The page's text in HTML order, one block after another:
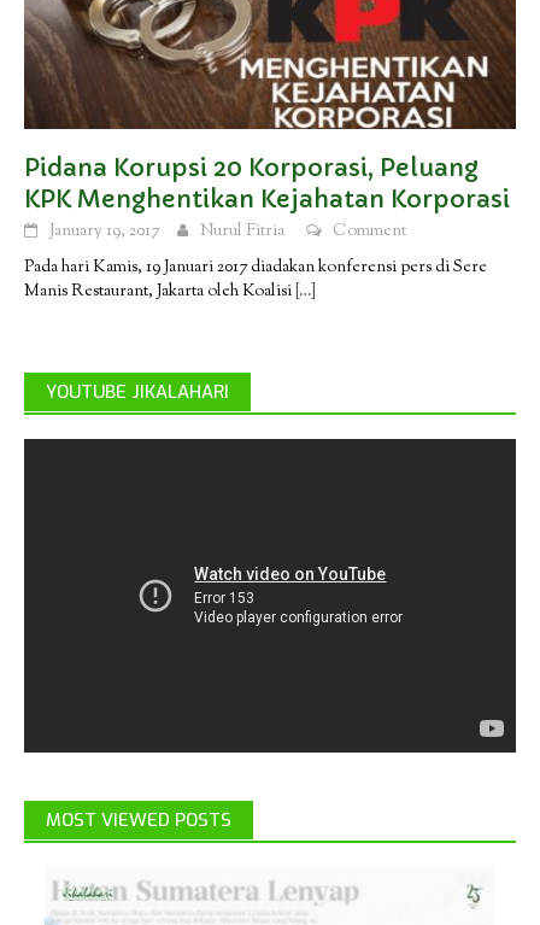
Pidana Korupsi 20 Korporasi, Peluang
KPK Menghentikan Kejahatan Korporasi
January 19, 2017 Nurul Fitria
Comment
Pada hari Kamis, 19 Januari 2017 diadakan konferensi pers di Sere
Manis Restaurant, Jakarta oleh Koalisi […]
YOUTUBE JIKALAHARI
MOST VIEWED POSTS